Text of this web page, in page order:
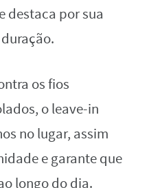
destaca por sua
os fios
o leave-in
no lugar, assim
e garante que
longo do dia.